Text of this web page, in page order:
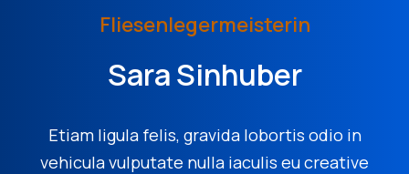
Fliesenlegermeisterin
Sara Sinhuber
Etiam ligula felis, gravida lobortis odio in
vehicula vulputate nulla iaculis eu creative